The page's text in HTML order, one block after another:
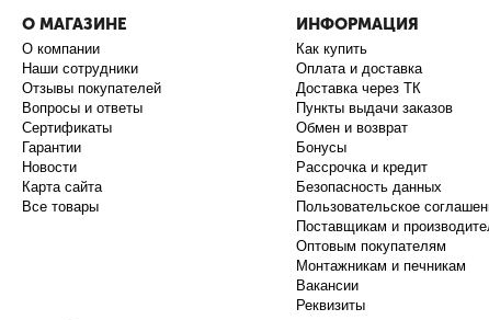
О МАГАЗИНЕ
О компании
Наши сотрудники
Отзывы покупателей
Вопросы и ответы
Сертификаты
Гарантии
Новости
Карта сайта
Все товары
ИНФОРМАЦИЯ
Как купить
Оплата и доставка
Доставка через ТК
Пункты выдачи заказов
Обмен и возврат
Бонусы
Рассрочка и кредит
Безопасность данных
Пользовательское
Поставщикам и
Оптовым покупателям
Монтажникам и печникам
Вакансии
Реквизиты